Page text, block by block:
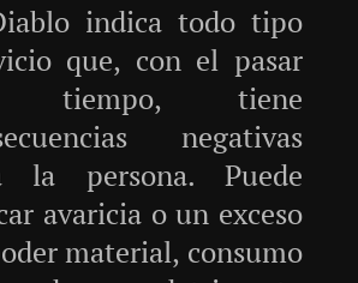
indica todo tipo
que, con el pasar
tiempo, tiene
negativas
la persona. Puede
avaricia o un exceso
material, consumo